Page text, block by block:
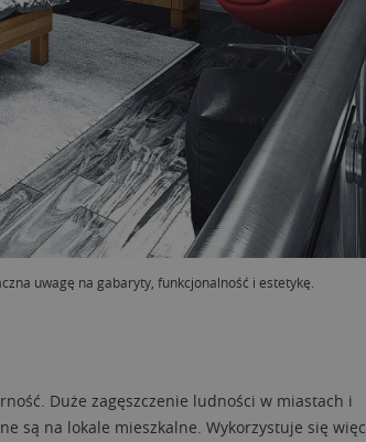
uwagę na gabaryty, funkcjonalność i estetykę.
Duże zagęszczenie ludności w miastach i
są na lokale mieszkalne. Wykorzystuje się więc